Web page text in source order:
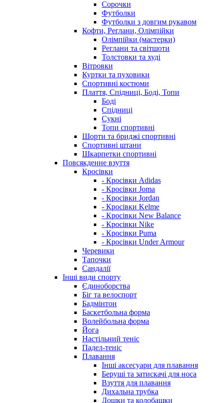
Сорочки
Футболки
Футболки з довгим рукавом
Кофти, Реглани, Олімпійки
Олімпійки (мастерки)
Реглани та світшоти
Толстовки та худі
Вітровки
Куртки та пуховики
Спортивні костюми
Плаття, Спідниці, Боді, Топи
Боді
Спідниці
Сукні
Топи спортивні
Шорти та бриджі спортивні
Спортивні штани
Шкарпетки спортивні
Повсякденне взуття
Кросівки
- Кросівки Adidas
- Кросівки Joma
- Кросівки Jordan
- Кросівки Kelme
- Кросівки New Balance
- Кросівки Nike
- Кросівки Puma
- Кросівки Under Armour
Черевики
Тапочки
Сандалії
Інші види спорту
Єдиноборства
Біг та велоспорт
Бадмінтон
Баскетбольна форма
Волейбольна форма
Йога
Настільний теніс
Падел-теніс
Плавання
Інші аксесуари для плавання
Беруші та затискачі для носа
Взуття для плавання
Дихальна трубка
Дошки та колобашки